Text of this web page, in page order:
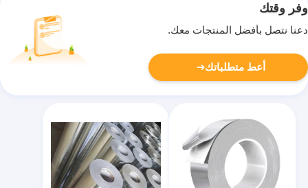
وفر وقتك
دعنا نتصل بأفضل المنتجات معك.
أعط متطلباتك